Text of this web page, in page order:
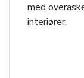
med
interiører.